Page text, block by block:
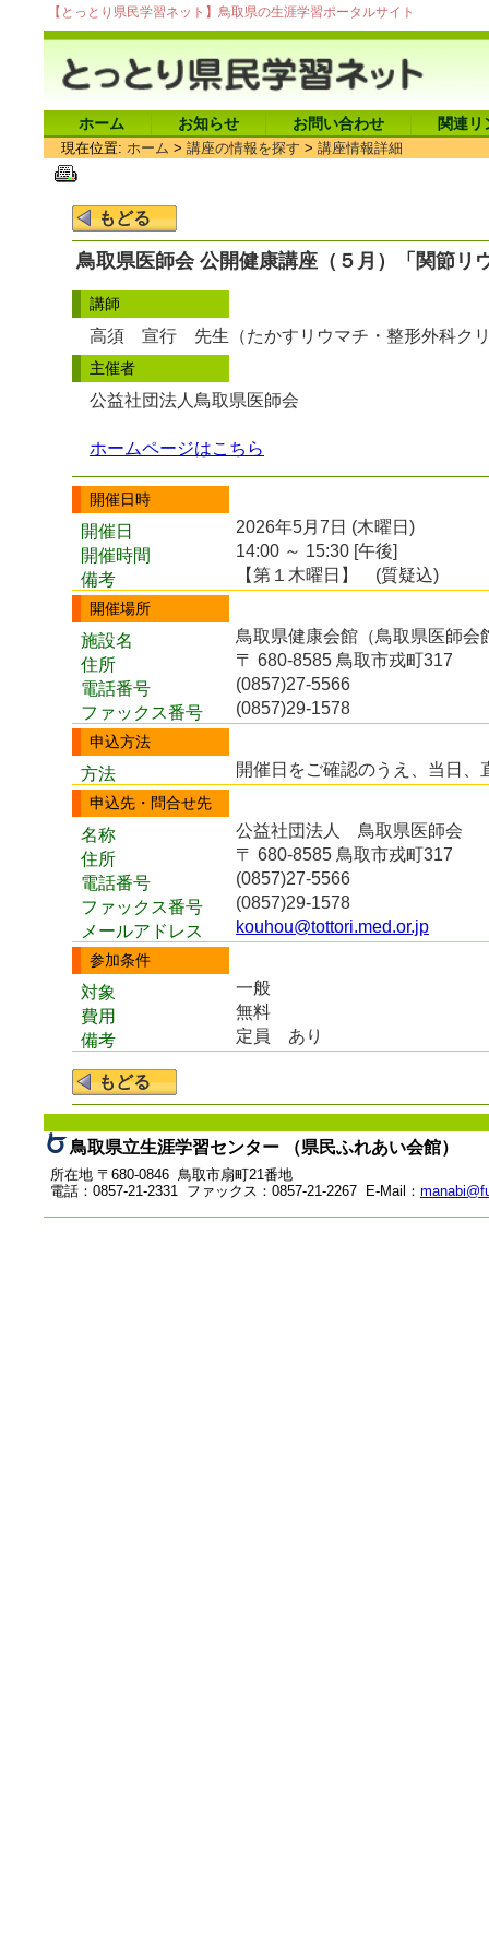
【とっとり県民学習ネット】鳥取県の生涯学習ポータルサイト
ホーム お知らせ お問い合わせ 関連リ
現在位置: ホーム > 講座の情報を探す > 講座情報詳細
鳥取県医師会 公開健康講座（５月）「関節
講師
高須 宣行 先生（たかすリウマチ・整形外科ク
主催者
公益社団法人鳥取県医師会
ホームページはこちら
開催日時
開催日
2026年5月7日 (木曜日)
開催時間
14:00 ～ 15:30 [午後]
備考
【第１木曜日】 (質疑込)
開催場所
施設名
鳥取県健康会館（鳥取県医師会
住所
〒 680-8585 鳥取市戎町317
電話番号
(0857)27-5566
ファックス番号
(0857)29-1578
申込方法
方法 開催日をご確認のうえ、当日
申込先・問合せ先
名称
公益社団法人 鳥取県医師会
住所
〒 680-8585 鳥取市戎町317
電話番号
(0857)27-5566
ファックス番号
(0857)29-1578
メールアドレス
kouhou@tottori.med.or.jp
参加条件
対象
一般
費用
無料
備考
定員 あり
鳥取県立生涯学習センター （県民ふれあい会館）
所在地 〒680-0846 鳥取市扇町21番地
電話：0857-21-2331 ファックス：0857-21-2267 E-Mail：